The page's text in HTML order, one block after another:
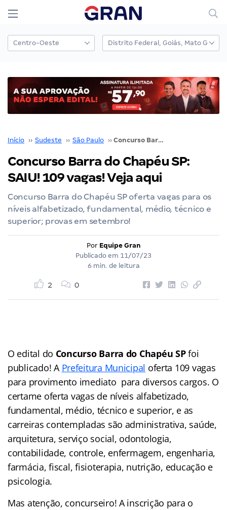
Início ›› Sudeste ›› São Paulo ›› Concurso Barra do Chapéu SP: SAIU! 109 vagas! Veja aqui
Concurso Barra do Chapéu SP:
SAIU! 109 vagas! Veja aqui
Concurso Barra do Chapéu SP oferta vagas para os
níveis alfabetizado, fundamental, médio, técnico e
superior; provas em setembro!
Por Equipe Gran
Publicado em 11/07/23
6 min. de leitura
2 0
O edital do Concurso Barra do Chapéu SPfoi
publicado! A Prefeitura Municipal oferta 109 vagas
para provimento imediato para diversos cargos. O
certame oferta vagas de níveis alfabetizado,
fundamental, médio, técnico e superior, e as
carreiras contempladas são administrativa, saúde,
arquitetura, serviço social, odontologia,
contabilidade, controle, enfermagem, engenharia,
farmácia, fiscal, fisioterapia, nutrição, educação e
psicologia.
Mas atenção, concurseiro! A inscrição para o